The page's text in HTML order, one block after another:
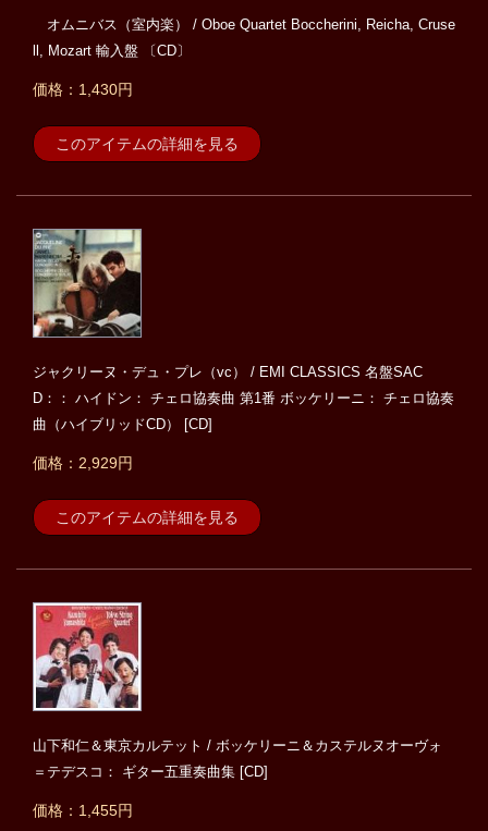
オムニバス（室内楽） / Oboe Quartet Boccherini, Reicha, Cruse
ll, Mozart 輸入盤 〔CD〕
価格：1,430円
このアイテムの詳細を見る
ジャクリーヌ・デュ・プレ（vc） / EMI CLASSICS 名盤SAC
D：： ハイドン： チェロ協奏曲 第1番 ボッケリーニ： チェロ協奏
曲（ハイブリッドCD） [CD]
価格：2,929円
このアイテムの詳細を見る
山下和仁＆東京カルテット / ボッケリーニ＆カステルヌオーヴォ
＝テデスコ： ギター五重奏曲集 [CD]
価格：1,455円